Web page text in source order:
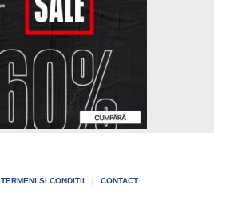
TERMENI SI CONDITII CONTACT